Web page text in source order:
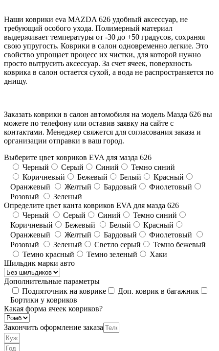
Наши коврики eva MAZDA 626 удобный аксессуар, не
требующий особого ухода. Полимерный материал
выдерживает температуры от -30 до +50 градусов, сохраняя
свою упругость. Коврики в салон одновременно легкие. Это
свойство упрощает процесс их чистки, для которой нужно
просто вытрусить аксессуар. За счет ячеек, поверхность
коврика в салон остается сухой, а вода не распространяется по
днищу.
Заказать коврики в салон автомобиля на модель Мазда 626 вы
можете по телефону или оставив заявку на сайте с
контактами. Менеджер свяжется для согласования заказа и
организации отправки в ваш город.
Выберите цвет ковриков EVA для мазда 626
Черный
Серый Синий
Темно синий
Коричневый
Бежевый Белый
Красный
Оранжевый
Желтый Бардовый
Фиолетовый
Розовый
Зеленый
Определите цвет канта ковриков EVA для мазда 626
Черный
Серый Синий
Темно синий
Коричневый
Бежевый Белый
Красный
Оранжевый
Желтый Бардовый
Фиолетовый
Розовый
Зеленый Светло серый
Темно бежевый
Темно красный
Темно зеленый
Хаки
Шильдик марки авто
Дополнительные параметры
Подпяточник на коврике
Доп. коврик в багажник
Бортики у ковриков
Какая форма ячеек ковриков?
Закончить оформление заказа